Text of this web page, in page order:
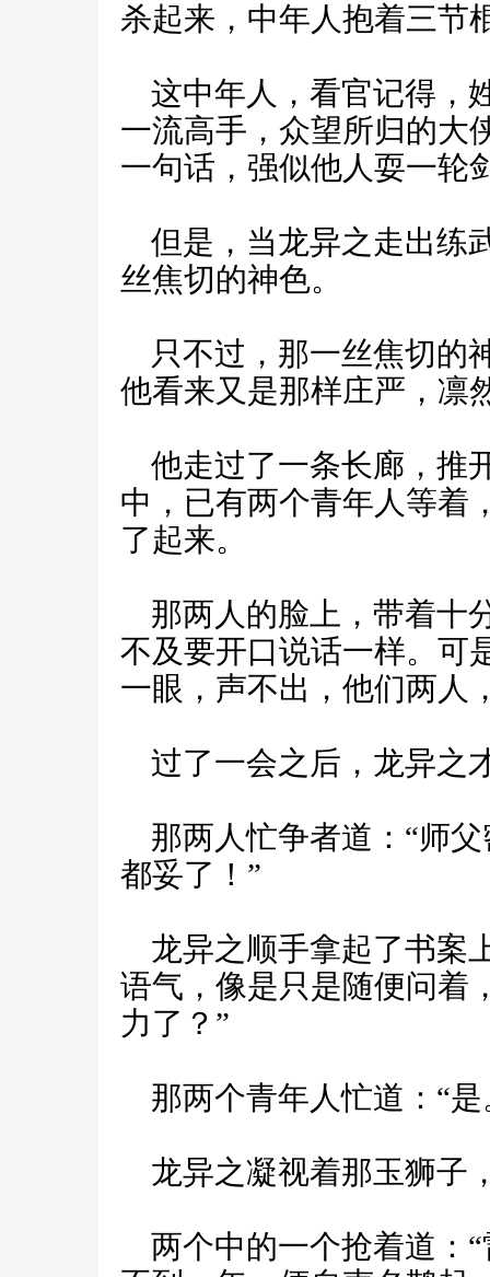
杀起来，中年人抱着三节
这中年人，看官记得，
一流高手，众望所归的大
一句话，强似他人耍一轮
但是，当龙异之走出练
丝焦切的神色。
只不过，那一丝焦切的
他看来又是那样庄严，凛
他走过了一条长廊，推
中，已有两个青年人等着
了起来。
那两人的脸上，带着十
不及要开口说话一样。可
一眼，声不出，他们两人
过了一会之后，龙异之
那两人忙争者道：“师
都妥了！”
龙异之顺手拿起了书案
语气，像是只是随便问着
力了？”
那两个青年人忙道：“是
龙异之凝视着那玉狮子
两个中的一个抢着道：